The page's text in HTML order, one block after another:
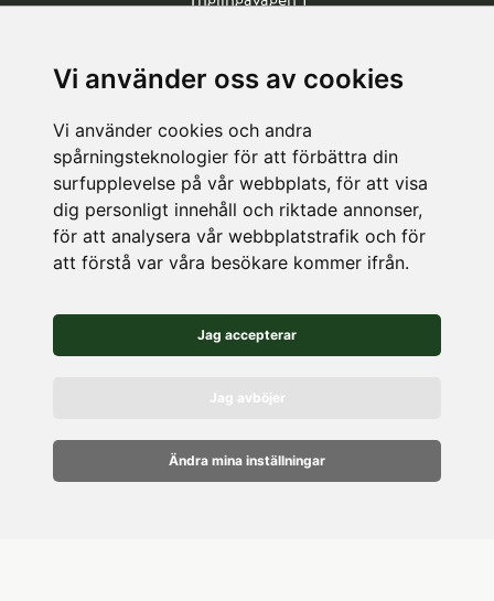
Vi använder oss av cookies
Vi använder cookies och andra
spårningsteknologier för att förbättra din
surfupplevelse på vår webbplats, för att visa
dig personligt innehåll och riktade annonser,
för att analysera vår webbplatstrafik och för
att förstå var våra besökare kommer ifrån.
Jag accepterar
Jag avböjer
Ändra mina inställningar
Vägbeskrivning
LAGER
Köpetorpsgatan 8
582 78 Linköping